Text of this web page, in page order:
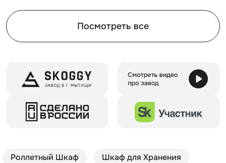
Посмотреть все
Роллетный Шкаф Шкаф для Хранения